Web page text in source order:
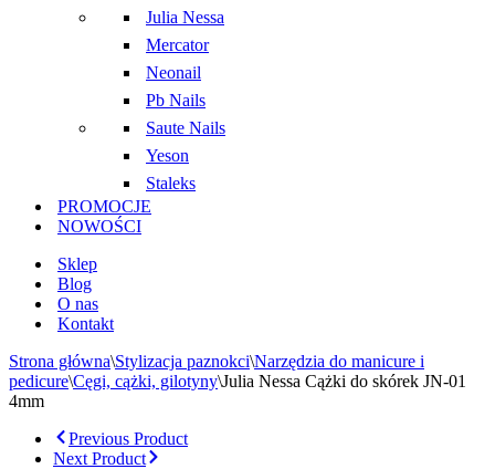
Julia Nessa
Mercator
Neonail
Pb Nails
Saute Nails
Yeson
Staleks
PROMOCJE
NOWOŚCI
Sklep
Blog
O nas
Kontakt
Strona główna\Stylizacja paznokci\Narzędzia do manicure i
pedicure\Cęgi, cążki, gilotyny\Julia Nessa Cążki do skórek JN-01
4mm
Previous Product
Next Product